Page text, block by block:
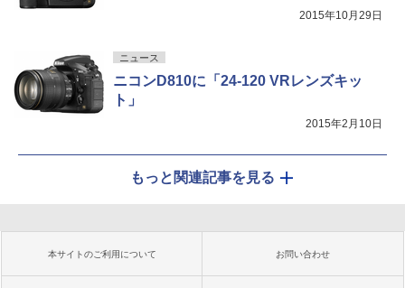
2015年10月29日
ニュース
ニコンD810に「24-120 VRレンズキッ
ト」
2015年2月10日
もっと関連記事を見る
本サイトのご利用について お問い合わせ